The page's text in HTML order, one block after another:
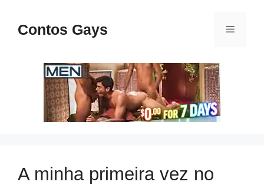
paraContos Gays Menu
A minha primeira vez no